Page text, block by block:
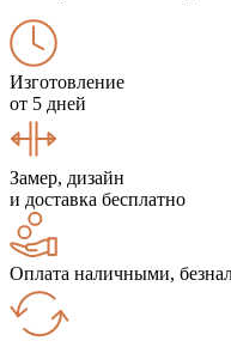
Изготовление
от 5 дней
Замер, дизайн
и доставка бесплатно
Оплата наличными,